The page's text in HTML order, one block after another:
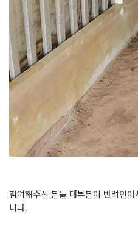
참여해주신 분들 대부분이 반려인
니다.